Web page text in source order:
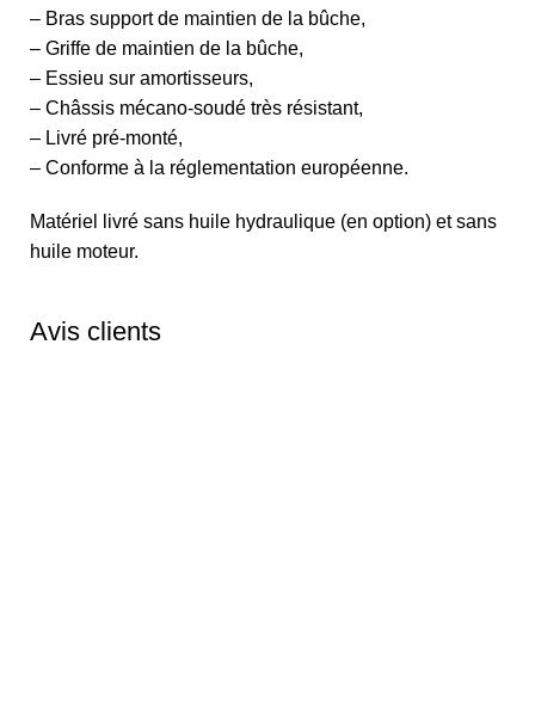
– Bras support de maintien de la bûche,
– Griffe de maintien de la bûche,
– Essieu sur amortisseurs,
– Châssis mécano-soudé très résistant,
– Livré pré-monté,
– Conforme à la réglementation européenne.
Matériel livré sans huile hydraulique (en option) et sans
huile moteur.
Avis clients